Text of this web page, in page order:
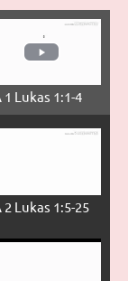
1 Lukas 1:1-4
2 Lukas 1:5-25